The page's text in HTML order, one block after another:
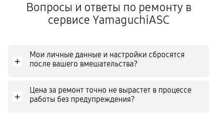
Вопросы и ответы по ремонту в
сервисе YamaguchiASC
+
Мои личные данные и настройки сбросятся
после вашего вмешательства?
+
Цена за ремонт точно не вырастет в процессе
работы без предупреждения?